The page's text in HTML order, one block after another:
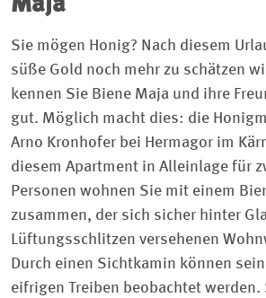
Maja
Sie mögen Honig? Nach diesem
süße Gold noch mehr zu schätzen
kennen Sie Biene Maja und ihre
gut. Möglich macht dies: die
Arno Kronhofer bei Hermagor im
diesem Apartment in Alleinlage für
Personen wohnen Sie mit einem
zusammen, der sich sicher hinter
Lüftungsschlitzen versehenen
Durch einen Sichtkamin können
eifrigen Treiben beobachtet werden.